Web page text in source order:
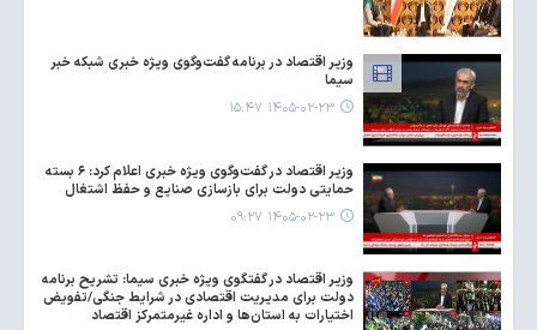
وزیر اقتصاد در برنامه گفت‌وگوی ویژه خبری شبکه خبر
سیما
۱۴۰۵-۰۲-۲۳ ۱۵:۴۷
وزیر اقتصاد در گفت‌وگوی ویژه خبری اعلام کرد: ۶ بسته
حمایتی دولت برای بازسازی صنایع و حفظ اشتغال
۱۴۰۵-۰۲-۲۳ ۰۹:۲۷
وزیر اقتصاد در گفتگوی ویژه خبری سیما: تشریح برنامه
دولت برای مدیریت اقتصادی در شرایط جنگی/تفویض
اختیارات به استان‌ها و اداره غیرمتمرکز اقتصاد